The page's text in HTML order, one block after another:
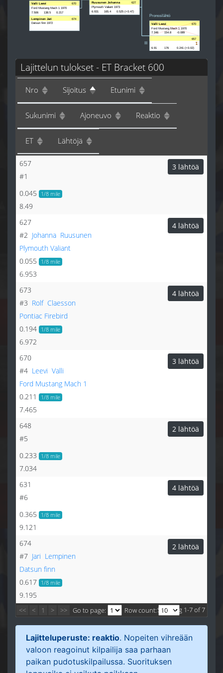
Valli Leevi 670
Ford Mustang Mach 1 1970
7.506 138.5 0.217
Lempinen Jari
674
Datsun finn 1972
Ruusunen Johanna 627
Plymouth Valiant 1973
6.931 165.4 0.525 (+0.47)
Pronssilähtö
Valli Leevi 670
Ford Mustang Mach 1 1970
7.346 154.8
-0.089
657
6.91 176 0.241 (+0.02)
Lajittelun tulokset - ET Bracket 600
Nro Sijoitus Etunimi
Sukunimi Ajoneuvo Reaktio
ET Lähtöjä
657
#1
0.045
1/8 mile
8.49
3 lähtöä
627
#2 Johanna Ruusunen
Plymouth Valiant
0.055
1/8 mile
6.953
4 lähtöä
673
#3 Rolf Claesson
Pontiac Firebird
0.194
1/8 mile
6.972
4 lähtöä
670
#4 Leevi Valli
Ford Mustang Mach 1
0.211
1/8 mile
7.465
3 lähtöä
648
#5
0.233
1/8 mile
7.034
2 lähtöä
631
#6
0.365
1/8 mile
9.121
4 lähtöä
674
#7 Jari Lempinen
Datsun finn
0.617
1/8 mile
9.195
2 lähtöä
<< < 1 > >> Go to page: Row count:Showing 1-7 of 7
Lajitteluperuste: reaktio. Nopeiten vihreään
valoon reagoinut kilpailija saa parhaan
paikan pudotuskilpailussa. Suorituksen